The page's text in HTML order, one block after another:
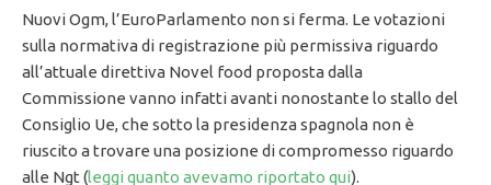
Nuovi Ogm, l’EuroParlamento non si ferma. Le votazioni
sulla normativa di registrazione più permissiva riguardo
all’attuale direttiva Novel food proposta dalla
Commissione vanno infatti avanti nonostante lo stallo del
Consiglio Ue, che sotto la presidenza spagnola non è
riuscito a trovare una posizione di compromesso riguardo
alle Ngt (leggi quanto avevamo riportato qui).